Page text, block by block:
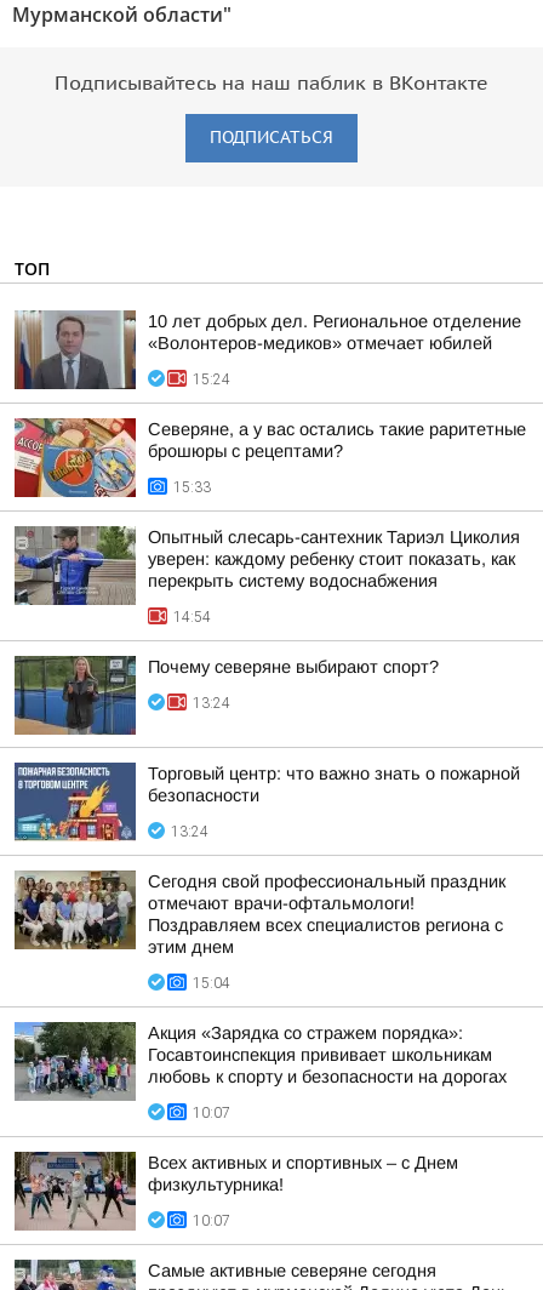
Мурманской области"
Подписывайтесь на наш паблик в ВКонтакте
ПОДПИСАТЬСЯ
ТОП
10 лет добрых дел. Региональное отделение
«Волонтеров-медиков» отмечает юбилей
15:24
Северяне, а у вас остались такие раритетные
брошюры с рецептами?
15:33
Опытный слесарь-сантехник Тариэл Циколия
уверен: каждому ребенку стоит показать, как
перекрыть систему водоснабжения
14:54
Почему северяне выбирают спорт?
13:24
Торговый центр: что важно знать о пожарной
безопасности
13:24
Сегодня свой профессиональный праздник
отмечают врачи-офтальмологи!
Поздравляем всех специалистов региона с
этим днем
15:04
Акция «Зарядка со стражем порядка»:
Госавтоинспекция прививает школьникам
любовь к спорту и безопасности на дорогах
10:07
Всех активных и спортивных – с Днем
физкультурника!
10:07
Самые активные северяне сегодня